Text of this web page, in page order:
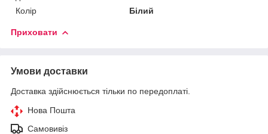
Колір Білий
Приховати
Умови доставки
Доставка здійснюється тільки по передоплаті.
Нова Пошта
Самовивіз